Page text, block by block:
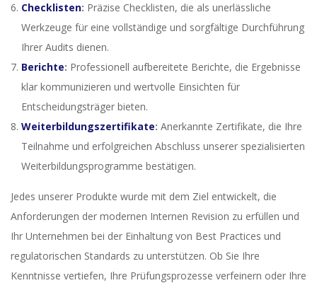
Checklisten: Präzise Checklisten, die als unerlässliche
Werkzeuge für eine vollständige und sorgfältige Durchführung
Ihrer Audits dienen.
Berichte: Professionell aufbereitete Berichte, die Ergebnisse
klar kommunizieren und wertvolle Einsichten für
Entscheidungsträger bieten.
Weiterbildungszertifikate: Anerkannte Zertifikate, die Ihre
Teilnahme und erfolgreichen Abschluss unserer spezialisierten
Weiterbildungsprogramme bestätigen.
Jedes unserer Produkte wurde mit dem Ziel entwickelt, die
Anforderungen der modernen Internen Revision zu erfüllen und
Ihr Unternehmen bei der Einhaltung von Best Practices und
regulatorischen Standards zu unterstützen. Ob Sie Ihre
Kenntnisse vertiefen, Ihre Prüfungsprozesse verfeinern oder Ihre